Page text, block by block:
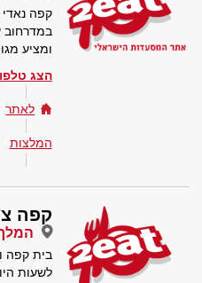
קפה
במדרחוב
ומציע
הצג
לאתר
המלצות
קפה
המלך
בית קפה
לשעות